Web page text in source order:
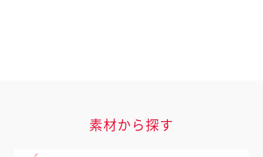
北海道コーン（ホール）素材から探す